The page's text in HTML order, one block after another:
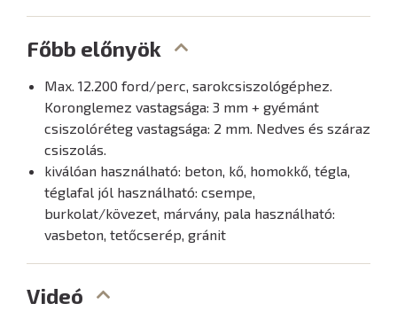
Főbb előnyök
Max. 12.200 ford/perc, sarokcsiszológéphez.
Koronglemez vastagsága: 3 mm + gyémánt
csiszolóréteg vastagsága: 2 mm. Nedves és száraz
csiszolás.
kiválóan használható: beton, kő, homokkő, tégla,
téglafal jól használható: csempe,
burkolat/kövezet, márvány, pala használható:
vasbeton, tetőcserép, gránit
Videó